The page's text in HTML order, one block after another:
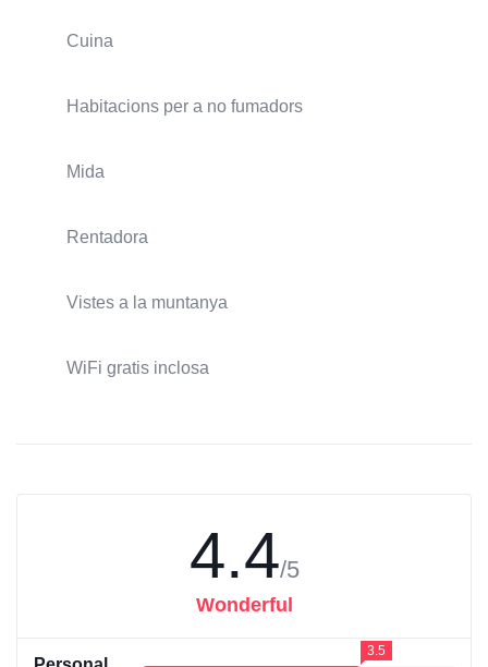
Cuina
Habitacions per a no fumadors
Mida
Rentadora
Vistes a la muntanya
WiFi gratis inclosa
4.4/5
Wonderful
3.5